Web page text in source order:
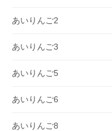
あいりんご2
あいりんご3
あいりんご5
あいりんご6
あいりんご8